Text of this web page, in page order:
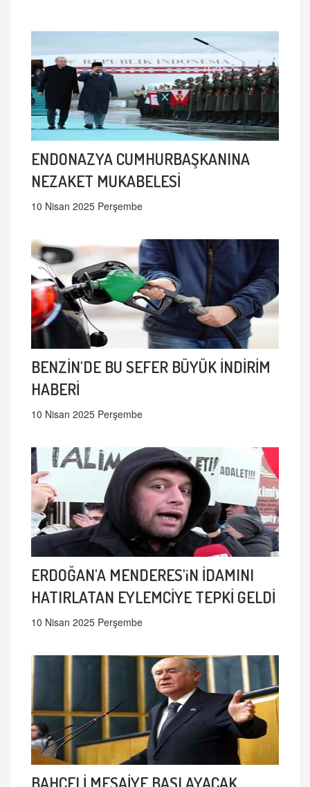
ENDONAZYA CUMHURBAŞKANINA
NEZAKET MUKABELESİ
10 Nisan 2025 Perşembe
BENZİN'DE BU SEFER BÜYÜK İNDİRİM
HABERİ
10 Nisan 2025 Perşembe
ERDOĞAN'A MENDERES'iN İDAMINI
HATIRLATAN EYLEMCİYE TEPKİ GELDİ
10 Nisan 2025 Perşembe
BAHÇELİ MESAİYE BAŞLAYACAK